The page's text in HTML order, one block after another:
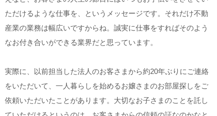
ただけるような仕事を、というメッセージです。それだけ不動
産業の業務は幅広いですからね。誠実に仕事をすればそのよう
なお付き合いができる業界だと思っています。
実際に、以前担当した法人のお客さまから約20年ぶりにご連絡
をいただいて、一人暮らしを始めるお嬢さまのお部屋探しをご
依頼いただいたことがあります。大切なお子さまのことを託し